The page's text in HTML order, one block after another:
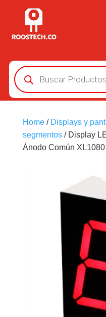
Búsqueda
de
productos
Home/ Displays y
segmentos/ Display
Ánodo Común